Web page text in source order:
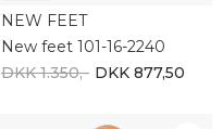
NEW FEET
New feet 101-16-2240
DKK 1.350,- DKK 877,50